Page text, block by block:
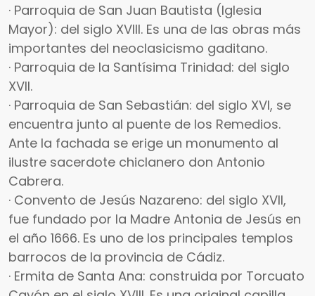
· Parroquia de San Juan Bautista (Iglesia
Mayor): del siglo XVIII. Es una de las obras más
importantes del neoclasicismo gaditano.
· Parroquia de la Santísima Trinidad: del siglo
XVII.
· Parroquia de San Sebastián: del siglo XVI, se
encuentra junto al puente de los Remedios.
Ante la fachada se erige un monumento al
ilustre sacerdote chiclanero don Antonio
Cabrera.
· Convento de Jesús Nazareno: del siglo XVII,
fue fundado por la Madre Antonia de Jesús en
el año 1666. Es uno de los principales templos
barrocos de la provincia de Cádiz.
· Ermita de Santa Ana: construida por Torcuato